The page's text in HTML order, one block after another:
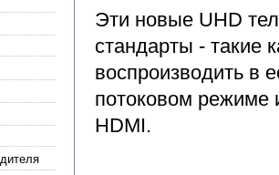
Эти новые UHD
стандарты - такие
воспроизводить в
потоковом режиме
HDMI.